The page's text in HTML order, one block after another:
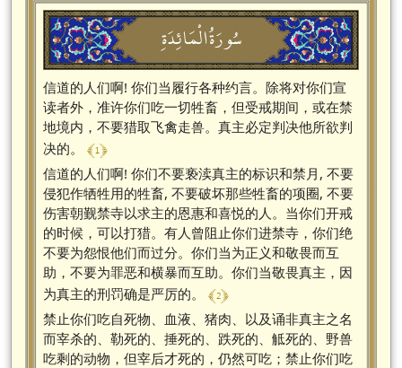
سُورَةُالْمَائِدَةِ
信道的人们啊! 你们当履行各种约言。除将对你们宣
读者外，准许你们吃一切牲畜，但受戒期间，或在禁
地境内，不要猎取飞禽走兽。真主必定判决他所欲判
决的。 ﴾ 1 ﴿
信道的人们啊! 你们不要亵渎真主的标识和禁月, 不要
侵犯作牺牲用的牲畜, 不要破坏那些牲畜的项圈, 不要
伤害朝觐禁寺以求主的恩惠和喜悦的人。当你们开戒
的时候，可以打猎。有人曾阻止你们进禁寺，你们绝
不要为怨恨他们而过分。你们当为正义和敬畏而互
助，不要为罪恶和横暴而互助。你们当敬畏真主，因
为真主的刑罚确是严厉的。 ﴾ 2 ﴿
禁止你们吃自死物、血液、猪肉、以及诵非真主之名
而宰杀的、勒死的、捶死的、跌死的、觝死的、野兽
吃剩的动物，但宰后才死的，仍然可吃；禁止你们吃